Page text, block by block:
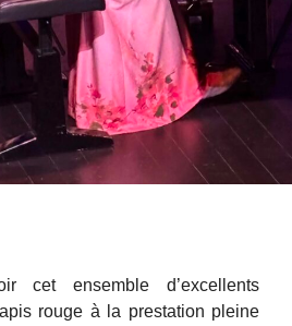
cet ensemble d’excellents
rouge à la prestation pleine